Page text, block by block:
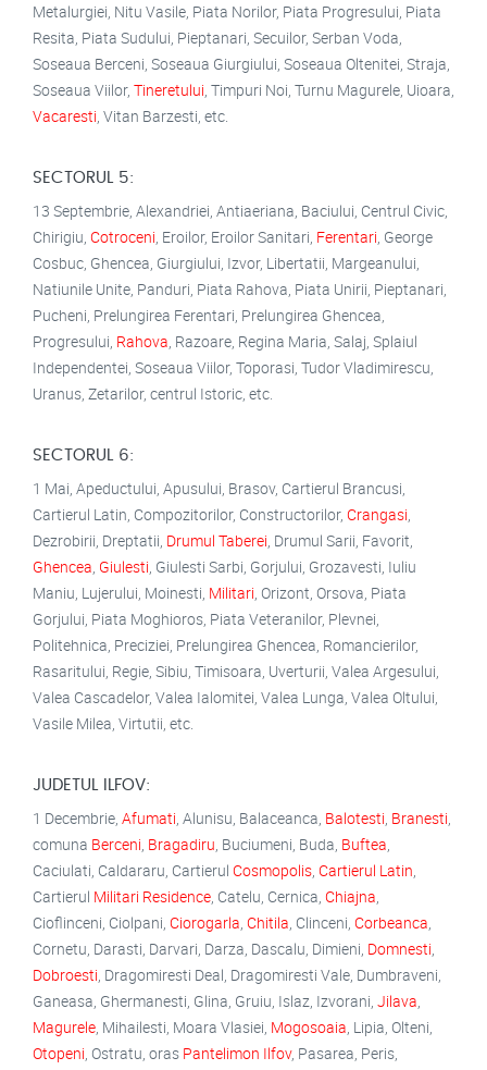
Metalurgiei, Nitu Vasile, Piata Norilor, Piata Progresului, Piata
Resita, Piata Sudului, Pieptanari, Secuilor, Serban Voda,
Soseaua Berceni, Soseaua Giurgiului, Soseaua Oltenitei, Straja,
Soseaua Viilor, Tineretului, Timpuri Noi, Turnu Magurele, Uioara,
Vacaresti, Vitan Barzesti, etc.
SECTORUL 5:
13 Septembrie, Alexandriei, Antiaeriana, Baciului, Centrul Civic,
Chirigiu, Cotroceni, Eroilor, Eroilor Sanitari, Ferentari, George
Cosbuc, Ghencea, Giurgiului, Izvor, Libertatii, Margeanului,
Natiunile Unite, Panduri, Piata Rahova, Piata Unirii, Pieptanari,
Pucheni, Prelungirea Ferentari, Prelungirea Ghencea,
Progresului, Rahova, Razoare, Regina Maria, Salaj, Splaiul
Independentei, Soseaua Viilor, Toporasi, Tudor Vladimirescu,
Uranus, Zetarilor, centrul Istoric, etc.
SECTORUL 6:
1 Mai, Apeductului, Apusului, Brasov, Cartierul Brancusi,
Cartierul Latin, Compozitorilor, Constructorilor, Crangasi,
Dezrobirii, Dreptatii, Drumul Taberei, Drumul Sarii, Favorit,
Ghencea, Giulesti, Giulesti Sarbi, Gorjului, Grozavesti, Iuliu
Maniu, Lujerului, Moinesti, Militari, Orizont, Orsova, Piata
Gorjului, Piata Moghioros, Piata Veteranilor, Plevnei,
Politehnica, Preciziei, Prelungirea Ghencea, Romancierilor,
Rasaritului, Regie, Sibiu, Timisoara, Uverturii, Valea Argesului,
Valea Cascadelor, Valea Ialomitei, Valea Lunga, Valea Oltului,
Vasile Milea, Virtutii, etc.
JUDETUL ILFOV:
1 Decembrie, Afumati, Alunisu, Balaceanca, Balotesti, Branesti,
comuna Berceni, Bragadiru, Buciumeni, Buda, Buftea,
Caciulati, Caldararu, Cartierul Cosmopolis, Cartierul Latin,
Cartierul Militari Residence, Catelu, Cernica, Chiajna,
Cioflinceni, Ciolpani, Ciorogarla, Chitila, Clinceni, Corbeanca,
Cornetu, Darasti, Darvari, Darza, Dascalu, Dimieni, Domnesti,
Dobroesti, Dragomiresti Deal, Dragomiresti Vale, Dumbraveni,
Ganeasa, Ghermanesti, Glina, Gruiu, Islaz, Izvorani, Jilava,
Magurele, Mihailesti, Moara Vlasiei, Mogosoaia, Lipia, Olteni,
Otopeni, Ostratu, oras Pantelimon Ilfov, Pasarea, Peris,